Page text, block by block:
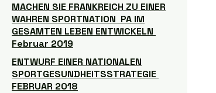
MACHEN SIE FRANKREICH ZU EINER
WAHREN SPORTNATION PA IM
GESAMTEN LEBEN ENTWICKELN
Februar 2019
ENTWURF EINER NATIONALEN
SPORTGESUNDHEITSSTRATEGIE
FEBRUAR 2018